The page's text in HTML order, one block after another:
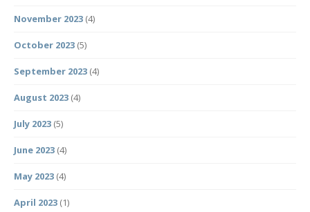
November 2023 (4)
October 2023 (5)
September 2023 (4)
August 2023 (4)
July 2023 (5)
June 2023 (4)
May 2023 (4)
April 2023 (1)